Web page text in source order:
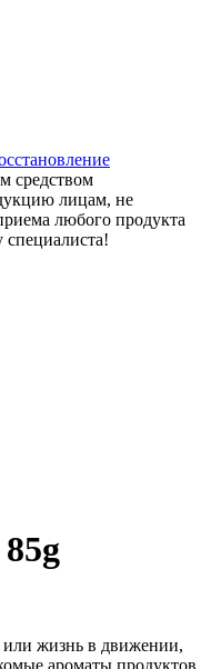
средством
лицам, не
любого продукта
специалиста!
или жизнь в движении,
ароматы продуктов